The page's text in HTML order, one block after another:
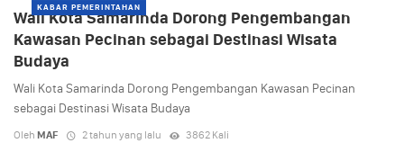
KABAR PEMERINTAHAN
Wali Kota Samarinda Dorong Pengembangan
Kawasan Pecinan sebagai Destinasi Wisata
Budaya
Wali Kota Samarinda Dorong Pengembangan Kawasan Pecinan
sebagai Destinasi Wisata Budaya
Oleh MAF 2 tahun yang lalu 3862 Kali